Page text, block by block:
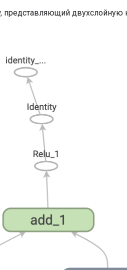
представляющий двухслойную